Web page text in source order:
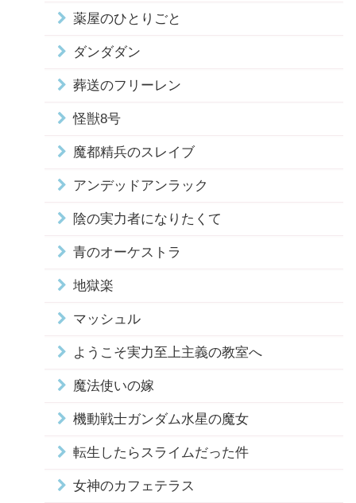
薬屋のひとりごと
ダンダダン
葬送のフリーレン
怪獣8号
魔都精兵のスレイブ
アンデッドアンラック
陰の実力者になりたくて
青のオーケストラ
地獄楽
マッシュル
ようこそ実力至上主義の教室へ
魔法使いの嫁
機動戦士ガンダム水星の魔女
転生したらスライムだった件
女神のカフェテラス